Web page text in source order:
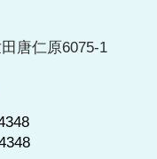
唐仁原6075-1
4348